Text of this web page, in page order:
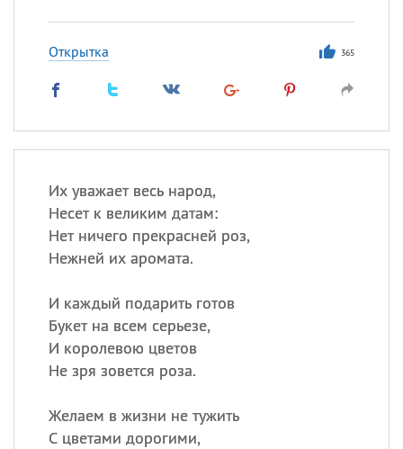
Открытка 365
Их уважает весь народ,
Несет к великим датам:
Нет ничего прекрасней роз,
Нежней их аромата.
И каждый подарить готов
Букет на всем серьезе,
И королевою цветов
Не зря зовется роза.
Желаем в жизни не тужить
С цветами дорогими,